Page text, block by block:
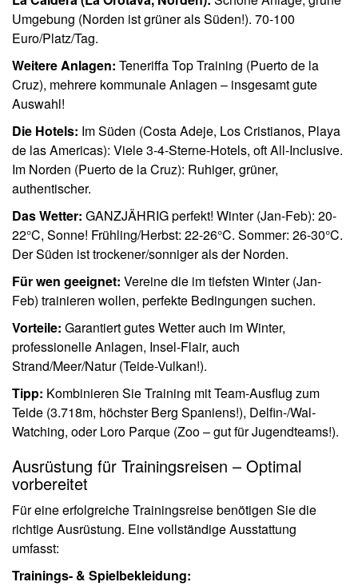
Umgebung (Norden ist grüner als Süden!). 70-100
Euro/Platz/Tag.
Weitere Anlagen: Teneriffa Top Training (Puerto de la
Cruz), mehrere kommunale Anlagen – insgesamt gute
Auswahl!
Die Hotels: Im Süden (Costa Adeje, Los Cristianos, Playa
de las Americas): Viele 3-4-Sterne-Hotels, oft All-Inclusive.
Im Norden (Puerto de la Cruz): Ruhiger, grüner,
authentischer.
Das Wetter: GANZJÄHRIG perfekt! Winter (Jan-Feb): 20-
22°C, Sonne! Frühling/Herbst: 22-26°C. Sommer: 26-30°C.
Der Süden ist trockener/sonniger als der Norden.
Für wen geeignet: Vereine die im tiefsten Winter (Jan-
Feb) trainieren wollen, perfekte Bedingungen suchen.
Vorteile: Garantiert gutes Wetter auch im Winter,
professionelle Anlagen, Insel-Flair, auch
Strand/Meer/Natur (Teide-Vulkan!).
Tipp: Kombinieren Sie Training mit Team-Ausflug zum
Teide (3.718m, höchster Berg Spaniens!), Delfin-/Wal-
Watching, oder Loro Parque (Zoo – gut für Jugendteams!).
Ausrüstung für Trainingsreisen – Optimal
vorbereitet
Für eine erfolgreiche Trainingsreise benötigen Sie die
richtige Ausrüstung. Eine vollständige Ausstattung
umfasst:
Trainings- & Spielbekleidung: